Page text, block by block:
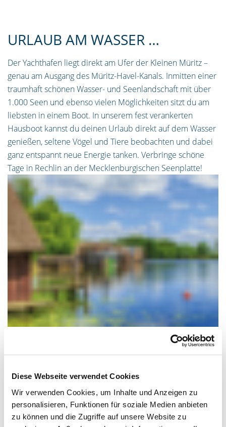
Diese Webseite verwendet Cookies
Wir verwenden Cookies, um Inhalte und Anzeigen zu
personalisieren, Funktionen für soziale Medien anbieten
zu können und die Zugriffe auf unsere Website zu
URLAUB AM WASSER …
Der Yachthafen liegt direkt am Ufer der Kleinen Müritz –
genau am Ausgang des Müritz-Havel-Kanals. Inmitten einer
traumhaft schönen Wasser- und Seenlandschaft mit über
1.000 Seen und ebenso vielen Möglichkeiten sitzt du am
liebsten in einem Boot. In unserem fest verankerten
Hausboot kannst du deinen Urlaub direkt auf dem Wasser
genießen, seltene Vögel und Tiere beobachten und dabei
ganz entspannt neue Energie tanken. Verbringe schöne
Tage in Rechlin an der Mecklenburgischen Seenplatte!
IMPRESSIONEN